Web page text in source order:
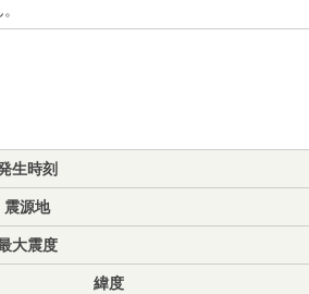
生時刻
震源地
大震度
緯度